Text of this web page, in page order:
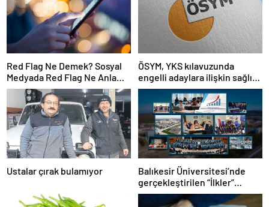
Red Flag Ne Demek? Sosyal
Medyada Red Flag Ne Anlama
Gelir?
ÖSYM, YKS kılavuzunda
engelli adaylara ilişkin sağlık
şartlarını güncelledi
Ustalar çırak bulamıyor
Balıkesir Üniversitesi’nde
gerçekleştirilen “İlkler”
üniversitenin geleceğini